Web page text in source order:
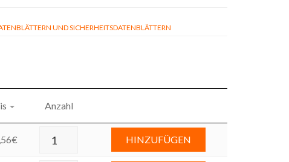
UND SICHERHEITSDATENBLÄTTERN
Anzahl
€ HINZUFÜGEN